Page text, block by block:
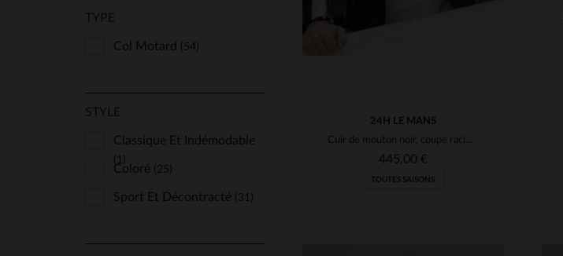
TYPE
Col Motard (54)
STYLE
Classique Et Indémodable
(1)
Coloré (25)
Sport Et Décontracté (31)
24H LE MANS
Cuir de mouton noir, coupe racing inspirée des 24H du Mans.
445,00 €
TOUTES SAISONS